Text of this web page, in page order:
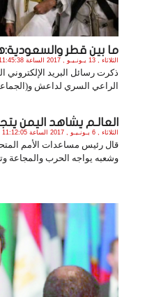
ما بين قطر
الثلاثاء , 13 يـونـيـو , 2017 الساعة 11:45:38 PM
ذكرت رسائل البريد الإلكتروني
الراعي السري لداعش
العالـم يشاهد اليمن
الثلاثاء , 6 يـونـيـو , 2017 الساعة 11:12:05 PM
قال رئيس مساعدات الأمم
وشعبه يواجه الحرب والمجاعة